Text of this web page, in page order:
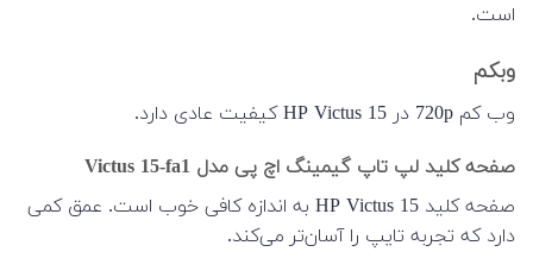
است.
وبکم
وب کم 720p در HP Victus 15 کیفیت عادی دارد.
صفحه کلید لپ تاپ گیمینگ اچ پی مدل Victus 15-fa1
صفحه کلید HP Victus 15 به اندازه کافی خوب است. عمق کمی
دارد که تجربه تایپ را آسان‌تر می‌کند.